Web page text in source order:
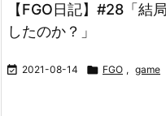
【FGO日記】#28「結
したのか？」
 2021-08-14  FGO , game